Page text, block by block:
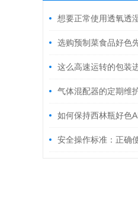
想要正常使用透氧透湿
能忽视
选购预制菜食品好色
要考虑哪几个方面？
这么高速运转的包装
给出的原理
气体混配器的定期维
如何保持西林瓶好色
作状态？
安全操作标准：正